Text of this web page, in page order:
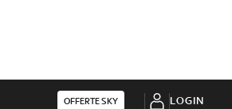
OFFERTE SKY LOGIN